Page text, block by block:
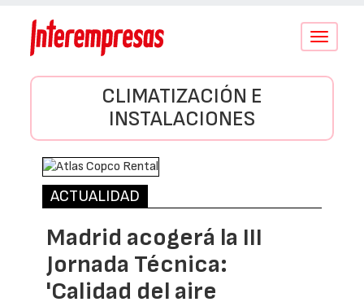
Conmutar
CLIMATIZACIÓN E
INSTALACIONES
ACTUALIDAD
Madrid acogerá la III
Jornada Técnica:
'Calidad del aire